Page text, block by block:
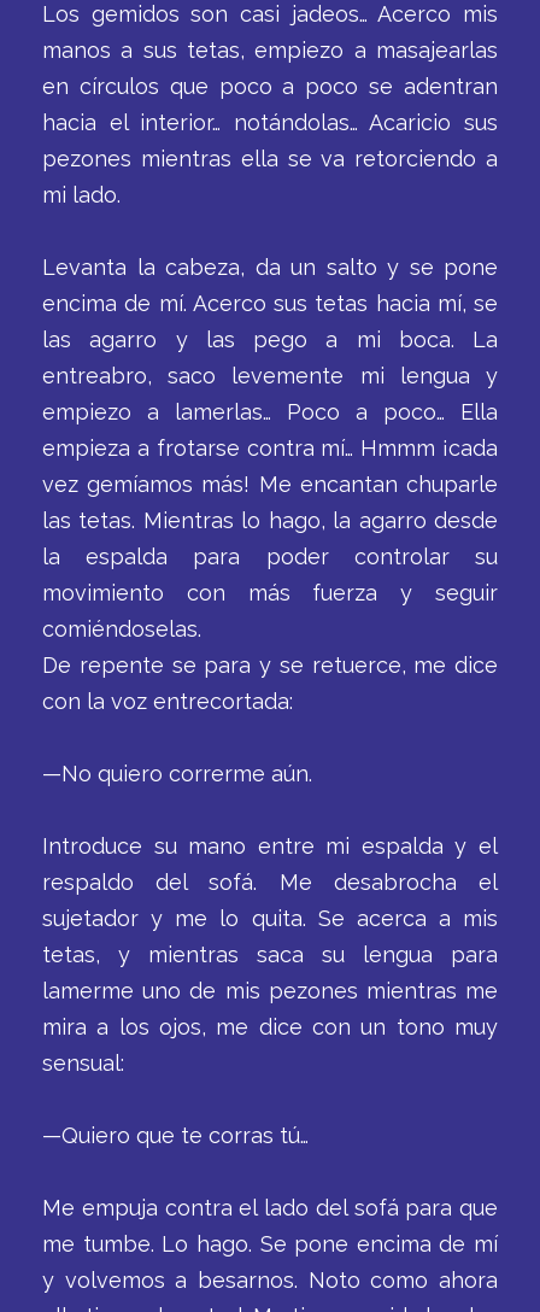
Los gemidos son casi jadeos… Acerco mis
manos a sus tetas, empiezo a masajearlas
en círculos que poco a poco se adentran
hacia el interior… notándolas… Acaricio sus
pezones mientras ella se va retorciendo a
mi lado.
Levanta la cabeza, da un salto y se pone
encima de mí. Acerco sus tetas hacia mí, se
las agarro y las pego a mi boca. La
entreabro, saco levemente mi lengua y
empiezo a lamerlas… Poco a poco… Ella
empieza a frotarse contra mí… Hmmm ¡cada
vez gemíamos más! Me encantan chuparle
las tetas. Mientras lo hago, la agarro desde
la espalda para poder controlar su
movimiento con más fuerza y seguir
comiéndoselas.
De repente se para y se retuerce, me dice
con la voz entrecortada:
—No quiero correrme aún.
Introduce su mano entre mi espalda y el
respaldo del sofá. Me desabrocha el
sujetador y me lo quita. Se acerca a mis
tetas, y mientras saca su lengua para
lamerme uno de mis pezones mientras me
mira a los ojos, me dice con un tono muy
sensual:
—Quiero que te corras tú…
Me empuja contra el lado del sofá para que
me tumbe. Lo hago. Se pone encima de mí
y volvemos a besarnos. Noto como ahora